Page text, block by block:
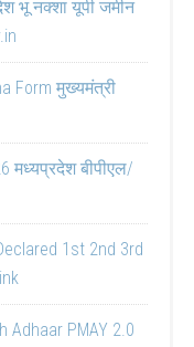
भू नक्शा यूपी जमीन
Form मुख्यमंत्री
मध्यप्रदेश बीपीएल/
1st 2nd 3rd
Adhaar PMAY 2.0